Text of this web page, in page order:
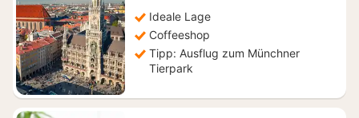
Ideale Lage
Coffeeshop
Tipp: Ausflug zum Münchner
Tierpark